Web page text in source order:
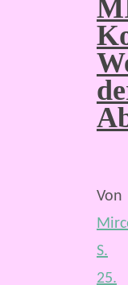
Von
S.
25.